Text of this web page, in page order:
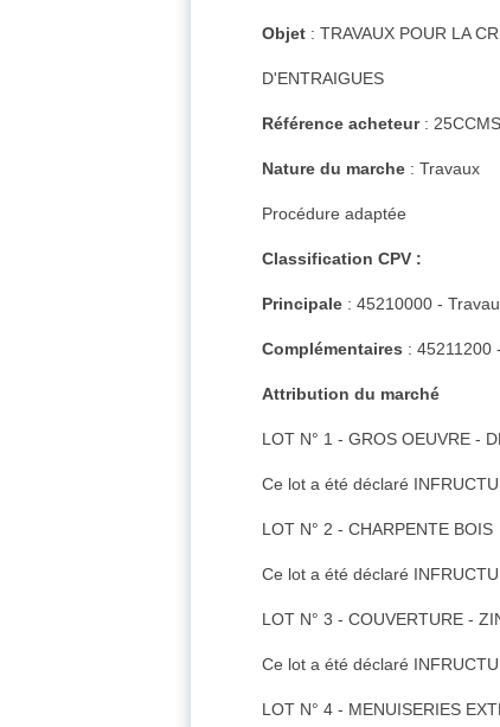
Objet : TRAVAUX POUR LA
D'ENTRAIGUES
Référence acheteur:
Nature du marche : Travaux
Procédure adaptée
Classification CPV :
Principale : 45210000 -
Complémentaires : 45211200
Attribution du marché
LOT N° 1 - GROS OEUVRE -
Ce lot a été déclaré
LOT N° 2 - CHARPENTE BOIS
Ce lot a été déclaré
LOT N° 3 - COUVERTURE -
Ce lot a été déclaré
LOT N° 4 - MENUISERIES